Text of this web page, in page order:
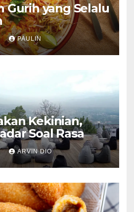
Gurih yang Selalu
PAULIN
Kekinian,
Soal Rasa
ARVIN DIO